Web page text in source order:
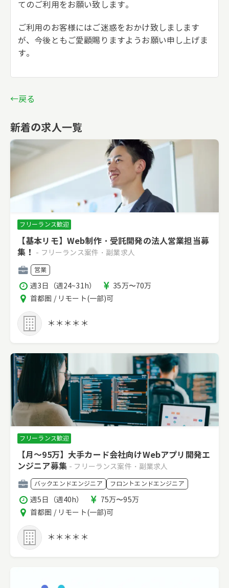
てのご利用をお願い致します。
ご利用のお客様にはご迷惑をおかけ致しまします
が、今後ともご愛顧賜りますようお願い申し上げま
す。
←戻る
新着の求人一覧
フリーランス歓迎
【基本リモ】Web制作・受託開発の法人営業担当募
集！
- フリーランス案件・副業求人
職
種
営業
稼
働
時
間
週3日（週24~31h）
報
酬
35万〜70万
エ
ア
首都圏 / リモート(一部)可
＊＊＊＊＊
フリーランス歓迎
【月～95万】大手カード会社向けWebアプリ開発エ
ンジニア募集 - フリーランス案件・副業求人
職
種
バックエンドエンジニア フロントエンドエンジニア
稼
働
時
間
週5日（週40h）
報
酬
75万〜95万
エ
ア
首都圏 / リモート(一部)可
＊＊＊＊＊